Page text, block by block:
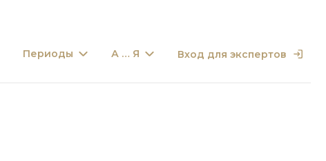
Периоды А … Я Вход для экспертов